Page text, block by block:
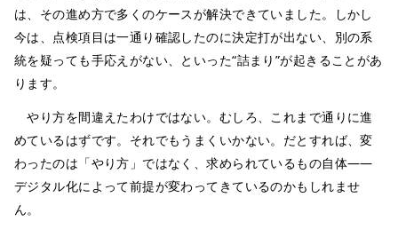
は、その進め方で多くのケースが解決できていました。しかし
今は、点検項目は一通り確認したのに決定打が出ない、別の系
統を疑っても手応えがない、といった“詰まり”が起きることがあ
ります。
やり方を間違えたわけではない。むしろ、これまで通りに進
めているはずです。それでもうまくいかない。だとすれば、変
わったのは「やり方」ではなく、求められているもの自体――
デジタル化によって前提が変わってきているのかもしれませ
ん。